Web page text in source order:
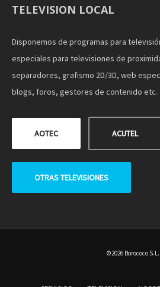
TELEVISION LOCAL
Disponemos de programas para
especiales para televisiones de
separadores, grafismo 2D/3D, web
blogs, foros, gestores de contenido etc.
AOTEC ACUTEL
OTRAS TELEVISIONES
©2026 Borococo S.L.